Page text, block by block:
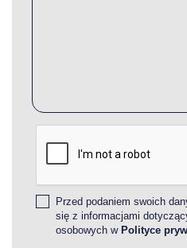
Przed podaniem swoich
się z informacjami
osobowych w Polityce